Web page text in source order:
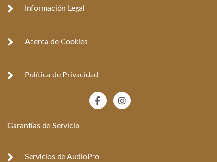
Información Legal
Acerca de Cookies
Política de Privacidad
F
a
k
I
n
Garantías de Servicio
Servicios de AudioPro